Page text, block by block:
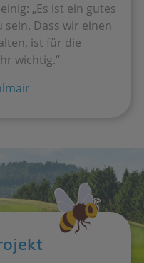
„Es ist ein gutes
Dass wir einen
ist für die
wichtig.“